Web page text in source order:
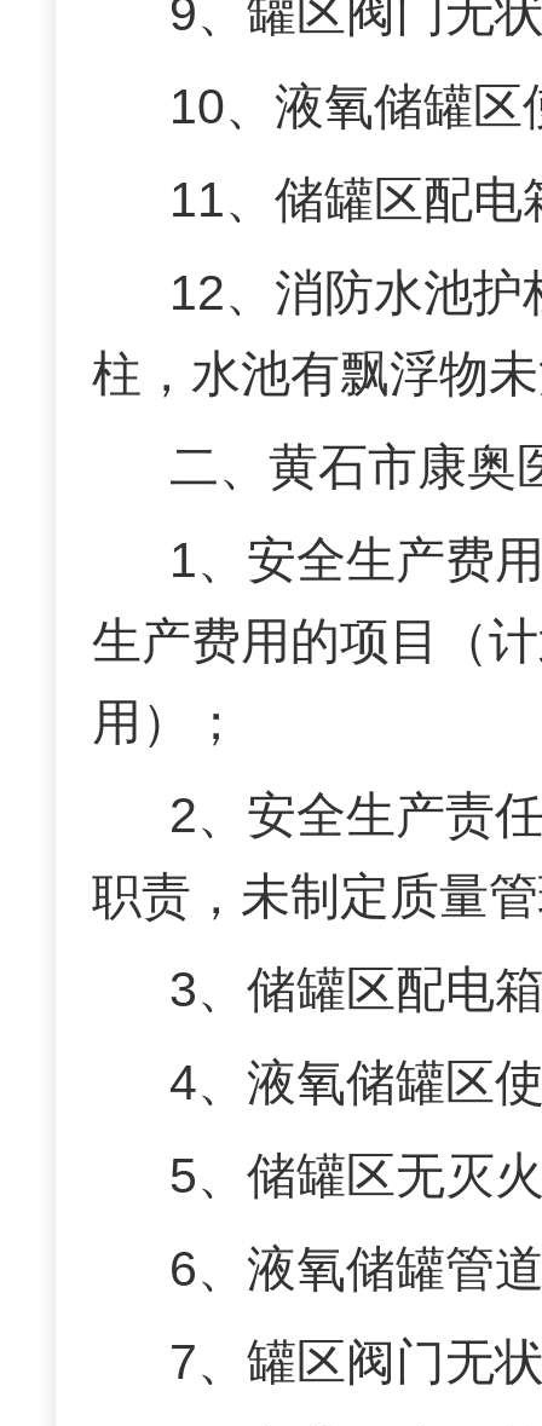
9、罐区阀门无
10、液氧储罐
11、储罐区配
12、消防水池
柱，水池有飘浮物
二、黄石市康奥
1、安全生产费
生产费用的项目（
用）；
2、安全生产责
职责，未制定质量
3、储罐区配电
4、液氧储罐区
5、储罐区无灭
6、液氧储罐管
7、罐区阀门无